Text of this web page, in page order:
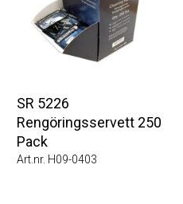
SR 5226
Rengöringsservett 250
Pack
Art.nr. H09-0403